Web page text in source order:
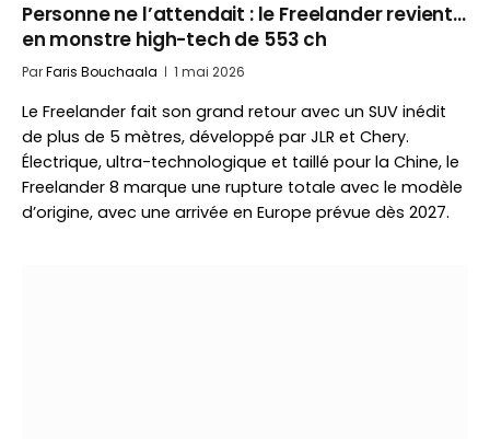
Personne ne l’attendait : le Freelander revient…
en monstre high-tech de 553 ch
ParFaris Bouchaala 1 mai 2026
Le Freelander fait son grand retour avec un SUV inédit
de plus de 5 mètres, développé par JLR et Chery.
Électrique, ultra-technologique et taillé pour la Chine, le
Freelander 8 marque une rupture totale avec le modèle
d’origine, avec une arrivée en Europe prévue dès 2027.